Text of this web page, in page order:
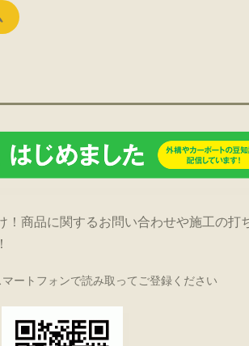
商品に関するお問い合わせや施工の打
ートフォンで読み取ってご登録ください